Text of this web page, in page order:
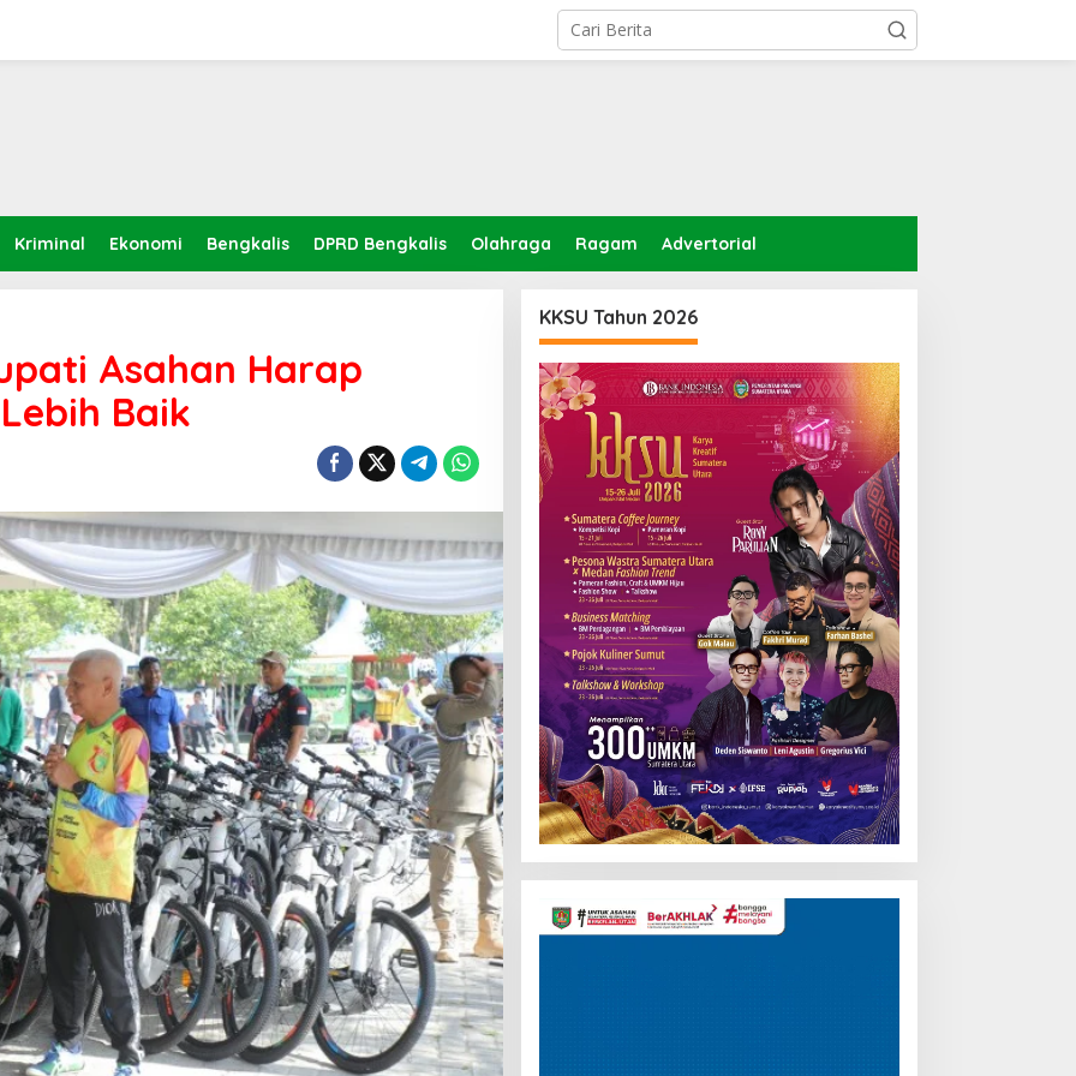
Kriminal Ekonomi Bengkalis DPRD Bengkalis Olahraga Ragam Advertorial
Asahan Harap
Baik
KKSU Tahun 2026
Pemutar
Video